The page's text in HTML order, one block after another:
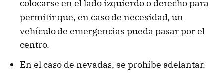
colocarse en el lado izquierdo o derecho para
permitir que, en caso de necesidad, un
vehículo de emergencias pueda pasar por el
centro.
En el caso de nevadas, se prohíbe adelantar.